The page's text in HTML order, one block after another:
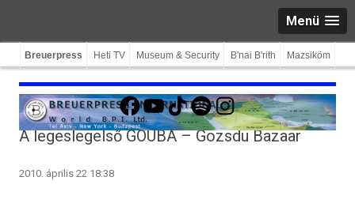
Menü
Breuerpress Heti TV Museum & Security B'nai B'rith Mazsiköm
Facebook
YouTube
TikTokSpotifyInstagram
A legeslegelső GOUBA – Gozsdu Bazaar
2010. április 22 18:38